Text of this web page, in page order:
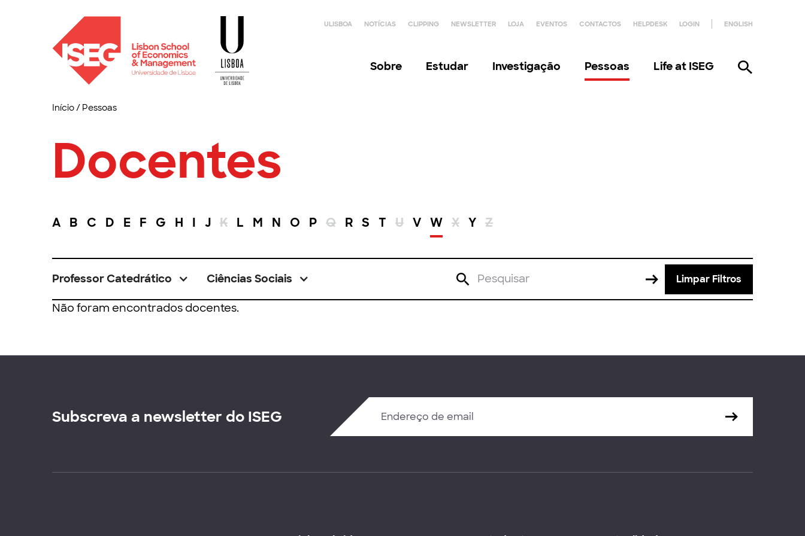
ULISBOA NOTÍCIAS CLIPPING NEWSLETTER LOJA EVENTOS CONTACTOS HELPDESK LOGIN ENGLISH
Sobre Estudar Investigação Pessoas Life at ISEG
Início/ Pessoas
Docentes
A B C D E F G H I J K L M N O P Q R S T U V W X Y Z
Professor Catedrático Ciências Sociais Limpar Filtros
Não foram encontrados docentes.
Subscreva a newsletter do ISEG